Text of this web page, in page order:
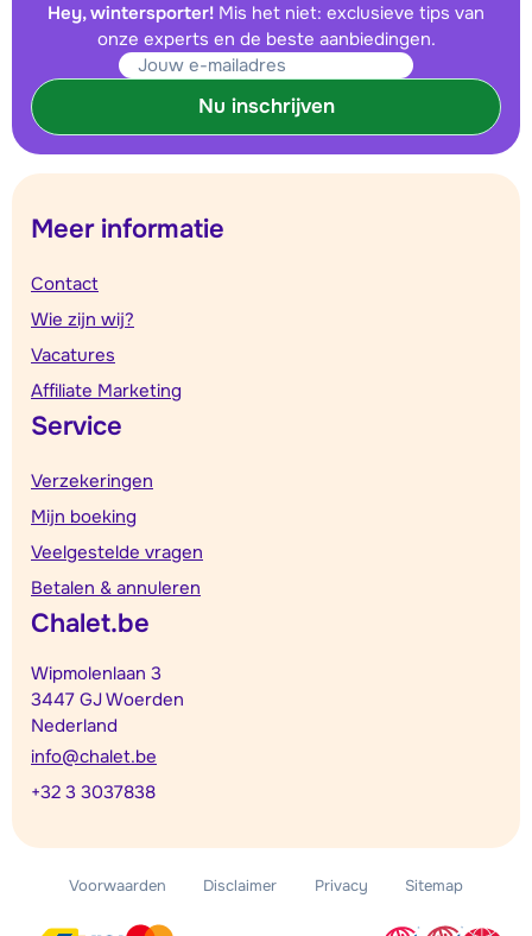
Hey, wintersporter! Mis het niet: exclusieve tips van
onze experts en de beste aanbiedingen.
Nu inschrijven
Meer informatie
Contact
Wie zijn wij?
Vacatures
Affiliate Marketing
Service
Verzekeringen
Mijn boeking
Veelgestelde vragen
Betalen & annuleren
Chalet.be
Wipmolenlaan 3
3447 GJ Woerden
Nederland
info@chalet.be
+32 3 3037838
Voorwaarden Disclaimer Privacy Sitemap